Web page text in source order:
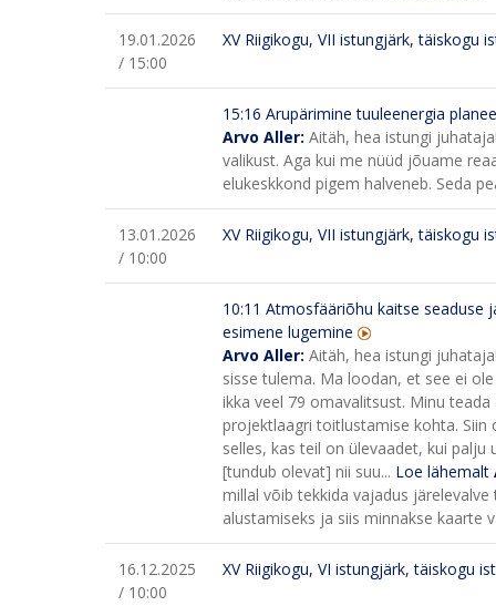
19.01.2026
/ 15:00
XV Riigikogu, VII istungjärk, täiskogu
15:16 Arupärimine tuuleenergia
Arvo Aller: Aitäh, hea istungi
valikust. Aga kui me nüüd jõuame
elukeskkond pigem halveneb. Seda
13.01.2026
/ 10:00
XV Riigikogu, VII istungjärk, täiskogu
10:11 Atmosfääriõhu kaitse seaduse
esimene lugemine
Arvo Aller: Aitäh, hea istungi
sisse tulema. Ma loodan, et see ei
ikka veel 79 omavalitsust. Minu
projektlaagri toitlustamise kohta. Siin
selles, kas teil on ülevaadet, kui
[tundub olevat] nii suu... Loe lähemalt
millal võib tekkida vajadus
alustamiseks ja siis minnakse kaarte
16.12.2025
/ 10:00
XV Riigikogu, VI istungjärk, täiskogu